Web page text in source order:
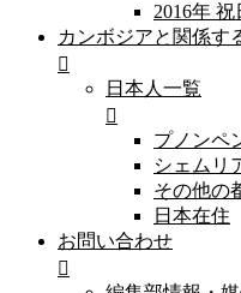
2016年 祝
カンボジアと関係す
日本人一覧
プノンペ
シェムリ
その他の
日本在住
お問い合わせ